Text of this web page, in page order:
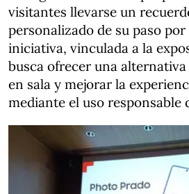
visitantes llevarse un
personalizado de su paso
iniciativa, vinculada a la
busca ofrecer una
en sala y mejorar la
mediante el uso responsable